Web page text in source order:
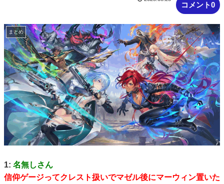
コメント0
まとめ
1: 名無しさん
信仰ゲージってクレスト扱いでマゼル後にマーウィン置いた